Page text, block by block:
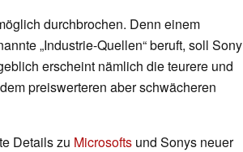
durchbrochen. Denn einem
„Industrie-Quellen“ beruft, soll Sony
erscheint nämlich die teurere und
preiswerteren aber schwächeren
Details zu Microsofts und Sonys neuer